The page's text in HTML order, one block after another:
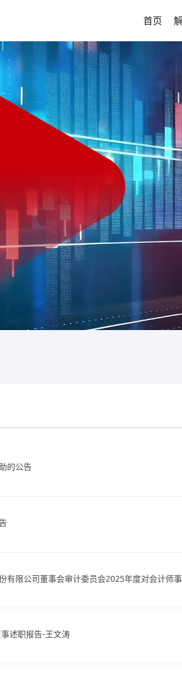
首页
的公告
有限公司董事会审计委员会2025年度对会计师
述职报告-王文涛